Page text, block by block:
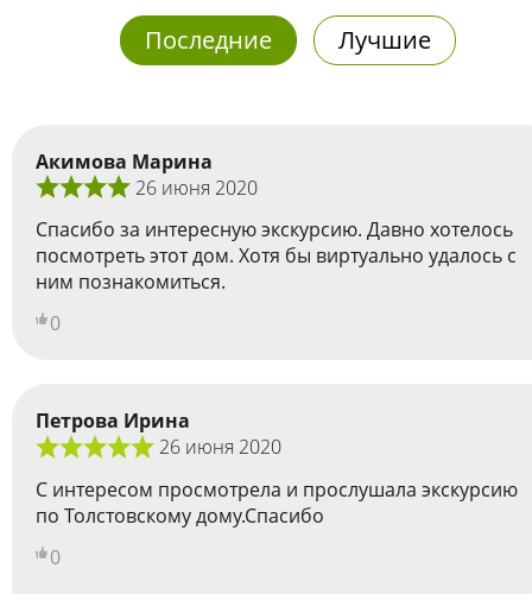
Последние Лучшие
Акимова Марина
26 июня 2020
Спасибо за интересную экскурсию. Давно хотелось
посмотреть этот дом. Хотя бы виртуально удалось с
ним познакомиться.
0
Петрова Ирина
26 июня 2020
С интересом просмотрела и прослушала экскурсию
по Толстовскому дому.Спасибо
0